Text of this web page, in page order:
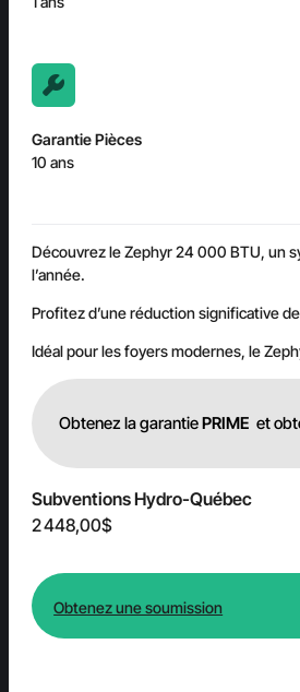
Garantie Pièces
10 ans
Découvrez le Zephyr 24 000 BTU, un
l’année.
Profitez d’une réduction significative
Idéal pour les foyers modernes, le
Obtenez la garantiePRIME et
Subventions Hydro-Québec
2 448,00$
Obtenez une soumission